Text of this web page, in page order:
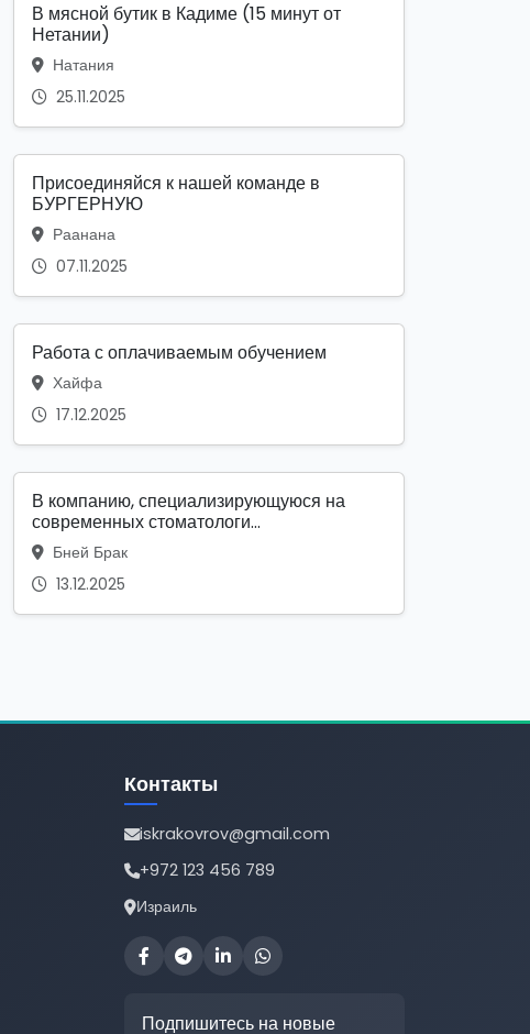
В мясной бутик в Кадиме (15 минут от
Нетании)
Натания
25.11.2025
Присоединяйся к нашей команде в
БУРГЕРНУЮ
Раанана
07.11.2025
Работа с оплачиваемым обучением
Хайфа
17.12.2025
В компанию, специализирующуюся на
современных стоматологи...
Бней Брак
13.12.2025
Контакты
iskrakovrov@gmail.com
+972 123 456 789
Израиль
Подпишитесь на новые